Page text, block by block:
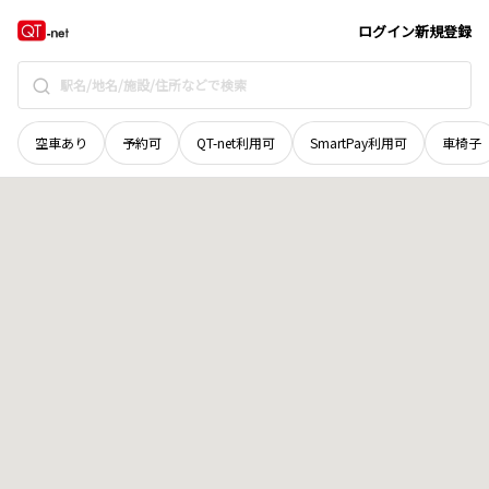
ログイン新規登録
空車あり 予約可 QT-net利用可 SmartPay利用可 車椅子
茨城県